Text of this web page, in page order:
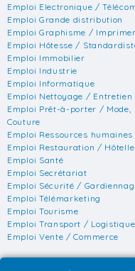
Emploi Electronique /
Emploi Grande distribution
Emploi Graphisme /
Emploi Hôtesse /
Emploi Immobilier
Emploi Industrie
Emploi Informatique
Emploi Nettoyage / Entretien
Emploi Prêt-à-porter / Mode,
Couture
Emploi Ressources humaines
Emploi Restauration /
Emploi Santé
Emploi Secrétariat
Emploi Sécurité /
Emploi Télémarketing
Emploi Tourisme
Emploi Transport / Logistique
Emploi Vente / Commerce